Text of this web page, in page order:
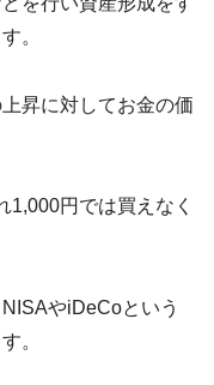
。
昇に対してお金の価
1,000円では買えなく
やiDeCoという
。